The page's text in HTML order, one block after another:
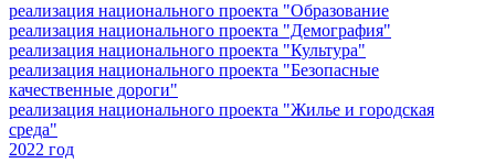
реализация национального проекта "Образование
реализация национального проекта "Демография"
реализация национального проекта "Культура"
реализация национального проекта "Безопасные
качественные дороги"
реализация национального проекта "Жилье и городская
среда"
2022 год